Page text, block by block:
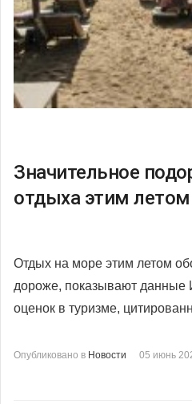
Значительное
отдыха этим летом
Отдых на море этим летом
дороже, показывают данные
оценок в туризме,
Опубликовано в Новости 05 июнь